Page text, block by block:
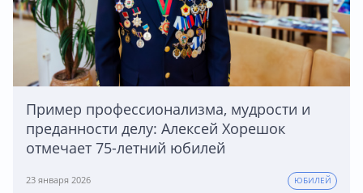
Пример профессионализма, мудрости и
преданности делу: Алексей Хорешок
отмечает 75-летний юбилей
23 января 2026 ЮБИЛЕЙ